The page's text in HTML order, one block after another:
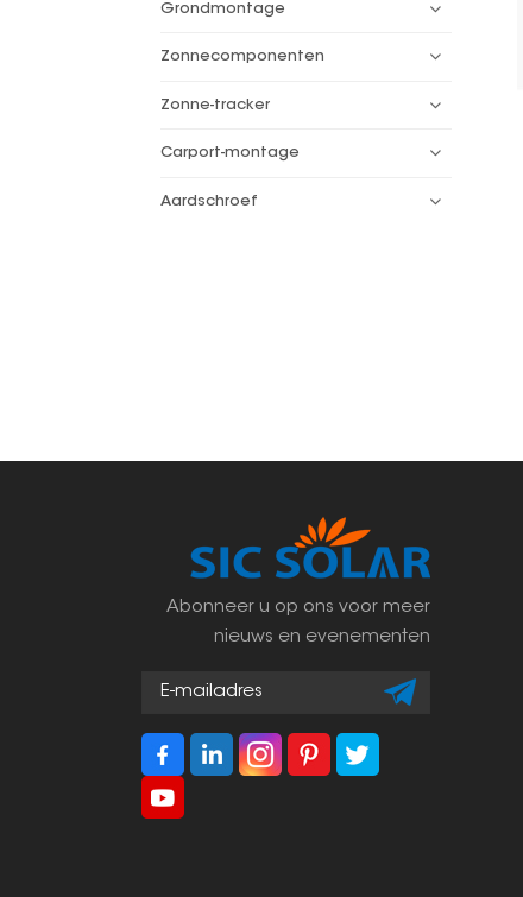
Grondmontage
Zonnecomponenten
Zonne-tracker
Carport-montage
Aardschroef
Abonneer u op ons voor meer
nieuws en evenementen